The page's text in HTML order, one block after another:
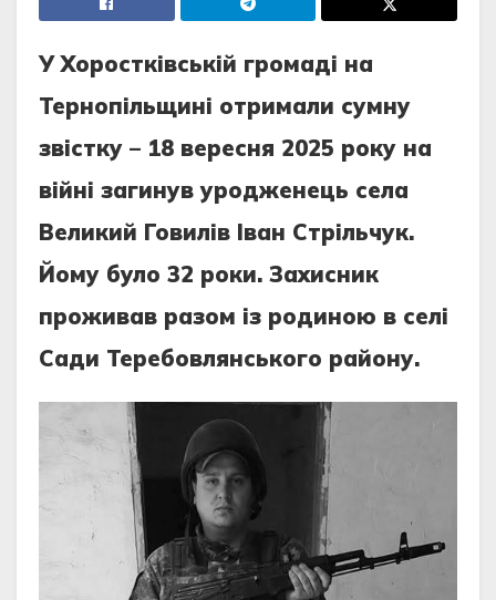
У Хоростківській громаді на
Тернопільщині отримали сумну
звістку – 18 вересня 2025 року на
війні загинув уродженець села
Великий Говилів Іван Стрільчук.
Йому було 32 роки. Захисник
проживав разом із родиною в селі
Сади Теребовлянського району.